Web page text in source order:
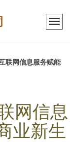
联网信息服务赋能
网信息
业新生